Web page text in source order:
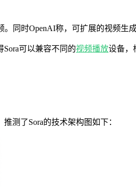
。同时OpenAI称，可扩展的视频生
Sora可以兼容不同的视频播放设备，
测了Sora的技术架构图如下：